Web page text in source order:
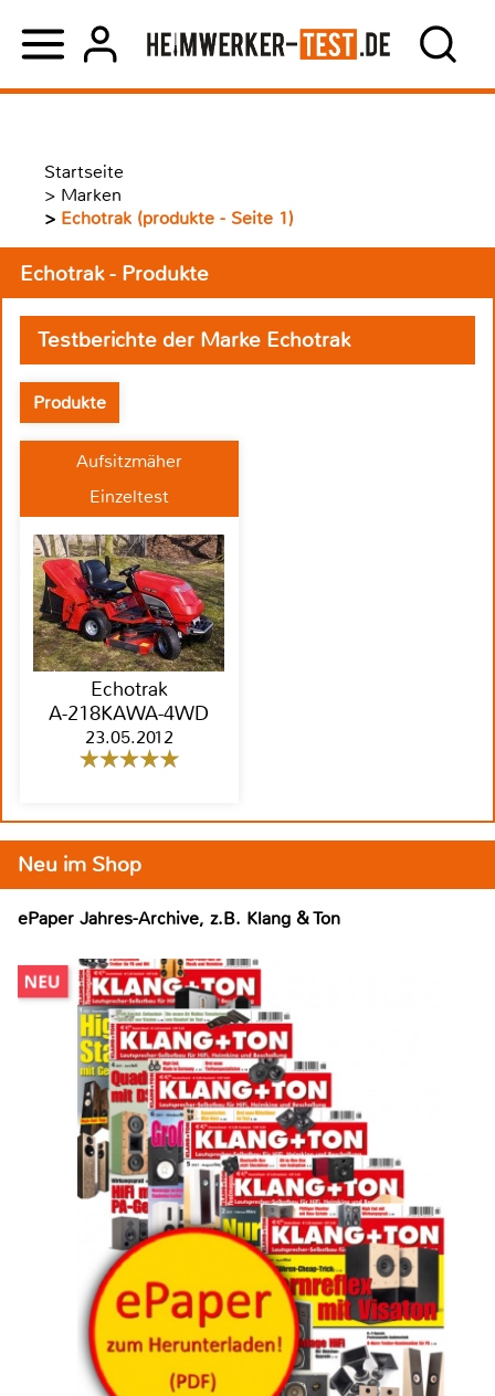
Startseite
> Marken
> Echotrak (produkte - Seite 1)
Echotrak - Produkte
Testberichte der Marke Echotrak
Produkte
Aufsitzmäher
Einzeltest
Echotrak
A-218KAWA-4WD
23.05.2012
Neu im Shop
ePaper Jahres-Archive, z.B. Klang & Ton